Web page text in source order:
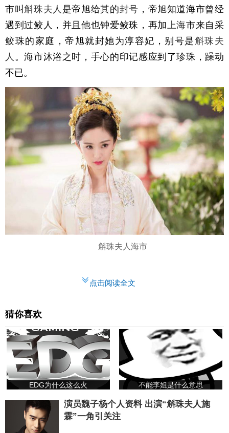
市叫斛珠夫人 是帝旭给其的封号 ，帝旭知道海市曾经
遇到过鲛人，并且他也钟爱鲛珠，再加 上海市来自采
鲛珠的家庭，帝旭就封她为淳容妃，别号是斛珠夫
人 。海市沐浴之时，手心的印记感应到了珍珠，躁动
不已。
斛珠夫人海市
点击阅读全文
猜你喜欢
EDG为什么这么火 不能李姐是什么意思
演员魏子杨个人资料 出演“斛珠夫人施
霖”一角引关注